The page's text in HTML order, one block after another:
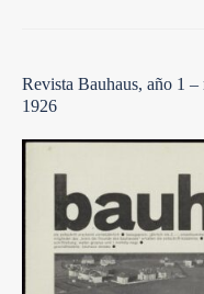
Revista Bauhaus, año 1
1926